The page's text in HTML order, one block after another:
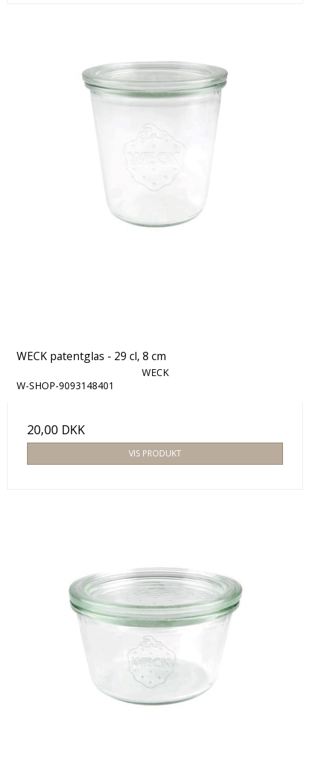
WECK patentglas - 29 cl, 8 cm
WECK
W-SHOP-9093148401
20,00 DKK
VIS PRODUKT